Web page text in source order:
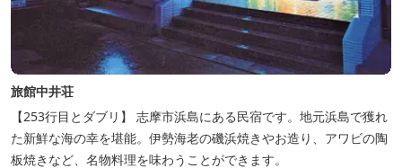
旅館中井荘
【253行目とダブリ】 志摩市浜島にある民宿です。地元浜島で獲れ
た新鮮な海の幸を堪能。伊勢海老の磯浜焼きやお造り、アワビの陶
板焼きなど、名物料理を味わうことができます。